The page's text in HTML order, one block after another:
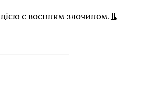
є воєнним злочином.